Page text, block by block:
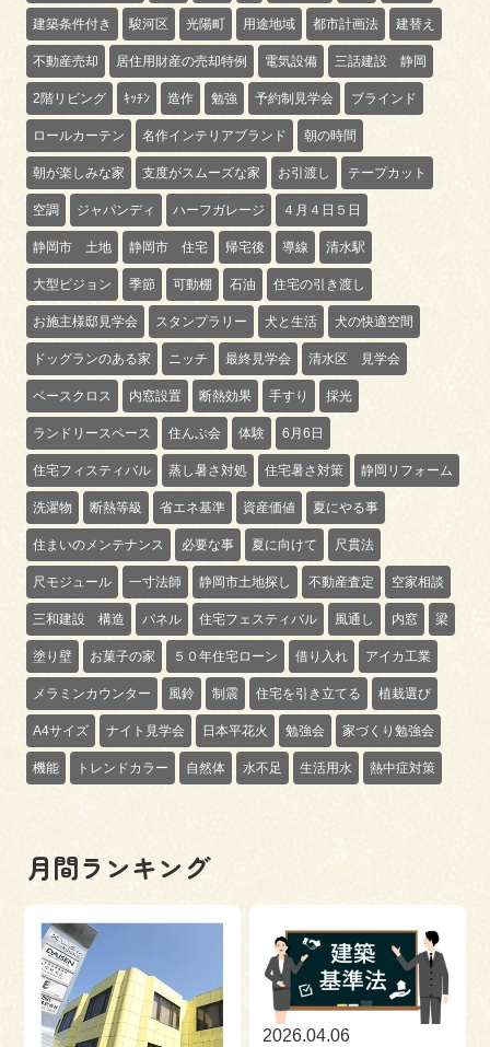
建築条件付き 駿河区 光陽町 用途地域 都市計画法 建替え
不動産売却 居住用財産の売却特例 電気設備 三話建設 静岡
2階リビング ｷｯﾁﾝ 造作 勉強 予約制見学会 ブラインド
ロールカーテン 名作インテリアブランド 朝の時間
朝が楽しみな家 支度がスムーズな家 お引渡し テープカット
空調 ジャパンディ ハーフガレージ ４月４日５日
静岡市 土地 静岡市 住宅 帰宅後 導線 清水駅
大型ビジョン 季節 可動棚 石油 住宅の引き渡し
お施主様邸見学会 スタンプラリー 犬と生活 犬の快適空間
ドッグランのある家 ニッチ 最終見学会 清水区 見学会
ベースクロス 内窓設置 断熱効果 手すり 採光
ランドリースペース 住んぷ会 体験 6月6日
住宅フィスティバル 蒸し暑さ対処 住宅暑さ対策 静岡リフォーム
洗濯物 断熱等級 省エネ基準 資産価値 夏にやる事
住まいのメンテナンス 必要な事 夏に向けて 尺貫法
尺モジュール 一寸法師 静岡市土地探し 不動産査定 空家相談
三和建設 構造 パネル 住宅フェスティバル 風通し 内窓 梁
塗り壁 お菓子の家 ５０年住宅ローン 借り入れ アイカ工業
メラミンカウンター 風鈴 制震 住宅を引き立てる 植栽選び
A4サイズ ナイト見学会 日本平花火 勉強会 家づくり勉強会
機能 トレンドカラー 自然体 水不足 生活用水 熱中症対策
月間ランキング
2026.04.06